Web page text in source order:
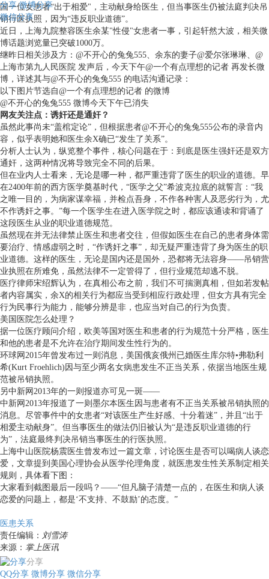
分享 微博分享
微信分享
国一位女患者“出于相爱"，主动献身给医生，但当事医生仍被法庭判决吊
销行医执照，因为“违反职业道德”。
近日，上海九院整容医生余某"性侵"女患者一事，引起轩然大波，相关微
博话题浏览量已突破1000万。
继昨日相关涉及方：@不开心的兔兔555、余东的妻子@爱尔张琳琳、@
上海市第九人民医院 发声后，今天下午@一个有点理想的记者 再发长微
博，详述其与@不开心的兔兔555 的电话沟通记录：
以下图片节选自@一个有点理想的记者 的微博
@不开心的兔兔555 微博今天下午已消失
网友关注点：诱奸还是通奸？
虽然此事尚未“盖棺定论”，但根据患者@不开心的兔兔555公布的录音内
容，似乎表明她和医生余X确已“发生了关系”。
分析人士认为，纵览整个事件，核心问题在于：到底是医生强奸还是双方
通奸，这两种情况将导致完全不同的后果。
但在业内人士看来，无论是哪一种，都严重违背了医生的职业的道德。早
在2400年前的西方医学奠基时代，“医学之父”希波克拉底的就誓言：“我
之唯一目的，为病家谋幸福，并检点吾身，不作各种害人及恶劣行为，尤
不作诱奸之事。”每一个医学生在进入医学院之时，都应该通读和背诵了
这段医生从业的职业道德规范。
虽然现在并无法律禁止医生和患者交往，但假如医生在自己的患者身体需
要治疗、情感虚弱之时，“作诱奸之事”，却无疑严重违背了身为医生的职
业道德。这样的医生，无论是国内还是国外，恐都将无法容身——吊销营
业执照在所难免，虽然法律不一定管得了，但行业规范却逃不脱。
医疗律师宋绍辉认为，在真相公布之前，我们不可揣测真相，但如若发帖
者内容属实，余X的相关行为都应当受到相应行政处理，但女方具有完全
行为民事行为能力，能够分辨是非，也应当对自己的行为负责。
美国医院怎么处理？
据一位医疗顾问介绍，欧美等国对医生和患者的行为规范十分严格，医生
和他的患者是不允许在治疗期间发生性行为的。
环球网2015年曾发布过一则消息，美国俄亥俄州已婚医生库尔特•弗勒利
希(Kurt Froehlich)因与至少两名女病患发生不正当关系，依据当地医生规
范被吊销执照。
另中新网2013年的一则报道亦可见一斑——
中新网2013年报道了一则墨尔本医生因与患者有不正当关系被吊销执照的
消息。尽管事件中的女患者“对该医生产生好感、十分着迷”，并且“出于
相爱主动献身”。但当事医生的做法仍旧被认为“是违反职业道德的行
为”，法庭最终判决吊销当事医生的行医执照。
上海中山医院杨震医生曾发布过一篇文章，讨论医生是否可以喝病人谈恋
爱，文章提到美国心理协会从医学伦理角度，就医患发生性关系制定相关
规则，具体看下图：
大家看到截图最后一段吗？——“但凡脑子清楚一点的，在医生和病人谈
恋爱的问题上，都是‘不支持、不鼓励’的态度。”
医患关系
责任编辑： 刘雪涛
来源： 掌上医讯
分享
QQ分享 微博分享 微信分享